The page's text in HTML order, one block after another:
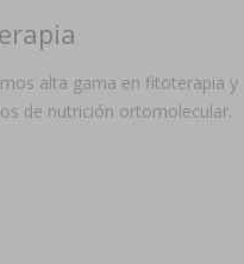
alta gama en fitoterapia y
de nutrición ortomolecular.